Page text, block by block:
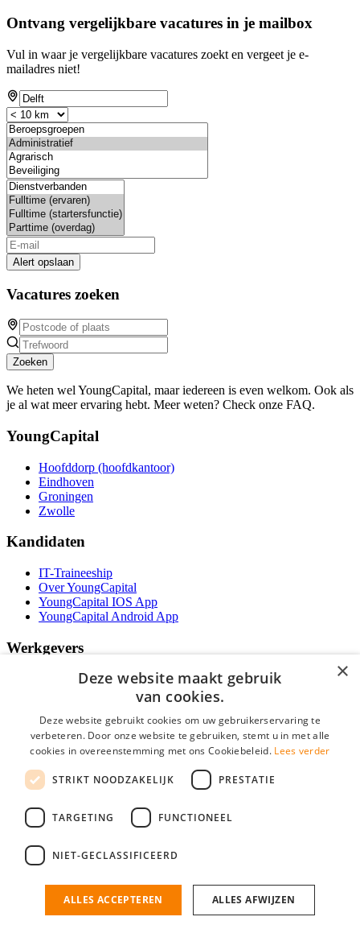
Ontvang vergelijkbare vacatures in je mailbox
Vul in waar je vergelijkbare vacatures zoekt en vergeet je e-
mailadres niet!
Alert opslaan
Vacatures zoeken
Zoeken
We heten wel YoungCapital, maar iedereen is even welkom. Ook als
je al wat meer ervaring hebt. Meer weten? Check onze FAQ.
YoungCapital
Hoofddorp (hoofdkantoor)
Eindhoven
Groningen
Zwolle
Kandidaten
IT-Traineeship
Over YoungCapital
YoungCapital IOS App
YoungCapital Android App
Werkgevers
Het concept
Contractvormen
Brochure aanvragen
Vacature aanmelden
F.A.Q.
Social
IT Vacatures is onderdeel van YoungCapital • © 2026 • KvK nr: 34199416 •
×
Deze website maakt gebruik
van cookies.
Deze website gebruikt cookies om uw gebruikerservaring te
verbeteren. Door onze website te gebruiken, stemt u in met alle
cookies in overeenstemming met ons Cookiebeleid. Lees verder
STRIKT NOODZAKELIJK PRESTATIE
TARGETING FUNCTIONEEL
NIET-GECLASSIFICEERD
ALLES ACCEPTEREN ALLES AFWIJZEN